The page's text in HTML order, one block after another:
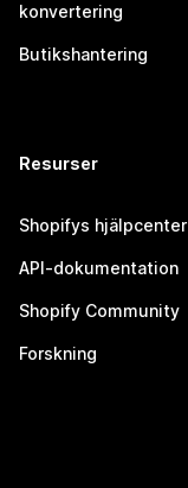
konvertering
Butikshantering
Resurser
Shopifys hjälpcenter
API-dokumentation
Shopify Community
Forskning